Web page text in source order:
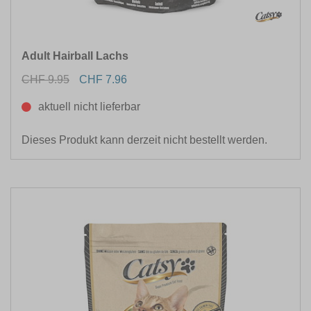
Adult Hairball Lachs
CHF 9.95
CHF 7.96
aktuell nicht lieferbar
Dieses Produkt kann derzeit nicht bestellt werden.